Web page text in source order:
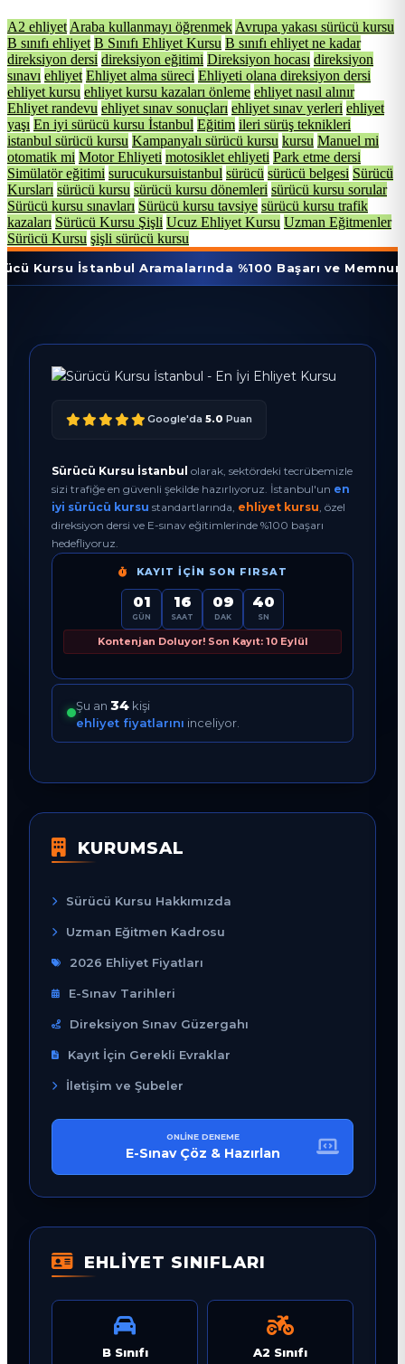
A2 ehliyet Araba kullanmayı öğrenmek Avrupa yakası sürücü kursu
B sınıfı ehliyet B Sınıfı Ehliyet Kursu B sınıfı ehliyet ne kadar
direksiyon dersi direksiyon eğitimi Direksiyon hocası direksiyon
sınavı ehliyet Ehliyet alma süreci Ehliyeti olana direksiyon dersi
ehliyet kursu ehliyet kursu kazaları önleme ehliyet nasıl alınır
Ehliyet randevu ehliyet sınav sonuçları ehliyet sınav yerleri ehliyet
yaşı En iyi sürücü kursu İstanbul Eğitim ileri sürüş teknikleri
istanbul sürücü kursu Kampanyalı sürücü kursu kursu Manuel mi
otomatik mi Motor Ehliyeti motosiklet ehliyeti Park etme dersi
Simülatör eğitimi surucukursuistanbul sürücü sürücü belgesi Sürücü
Kursları sürücü kursu sürücü kursu dönemleri sürücü kursu sorular
Sürücü kursu sınavları Sürücü kursu tavsiye sürücü kursu trafik
kazaları Sürücü Kursu Şişli Ucuz Ehliyet Kursu Uzman Eğitmenler
Sürücü Kursu şişli sürücü kursu
İstanbul Aramalarında %100 Başarı ve Memnuniyet
Google'da 5.0 Puan
Sürücü Kursu İstanbul olarak, sektördeki tecrübemizle
sizi trafiğe en güvenli şekilde hazırlıyoruz. İstanbul'un en
iyi sürücü kursu standartlarında, ehliyet kursu , özel
direksiyon dersi ve E-sınav eğitimlerinde %100 başarı
hedefliyoruz.
KAYIT İÇIN SON FIRSAT
01
GÜN
16
SAAT
09
DAK
39
SN
Kontenjan Doluyor! Son Kayıt: 10 Eylül
Şu an 34 kişi
ehliyet fiyatlarını inceliyor.
KURUMSAL
Sürücü Kursu Hakkımızda
Uzman Eğitmen Kadrosu
2026 Ehliyet Fiyatları
E-Sınav Tarihleri
Direksiyon Sınav Güzergahı
Kayıt İçin Gerekli Evraklar
İletişim ve Şubeler
ONLINE DENEME
E-Sınav Çöz & Hazırlan
EHLİYET SINIFLARI
B Sınıfı A2 Sınıfı